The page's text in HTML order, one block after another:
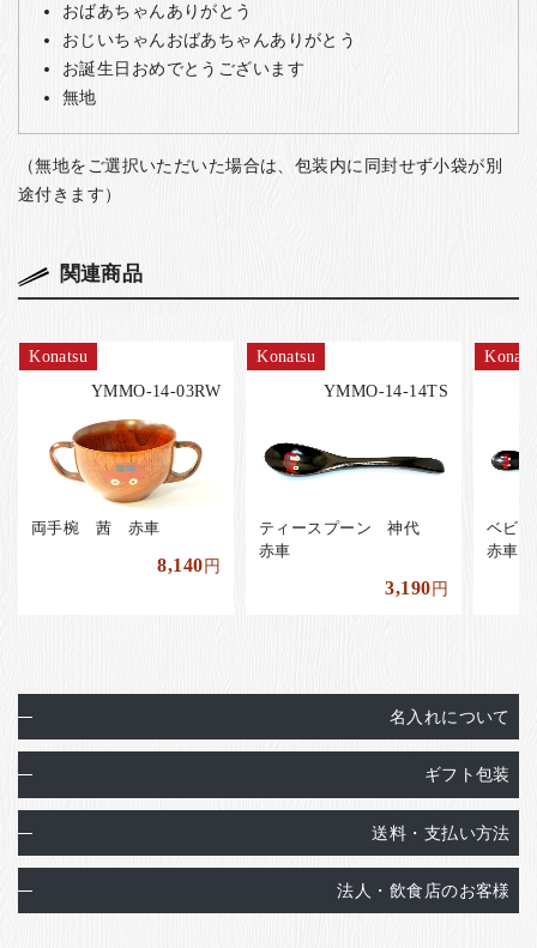
おばあちゃんありがとう
おじいちゃんおばあちゃんありがとう
お誕生日おめでとうございます
無地
（無地をご選択いただいた場合は、包装内に同封せず小袋が別
途付きます）
関連商品
Konatsu
YMMO-14-03RW
両手椀 茜 赤車
8,140円
Konatsu
YMMO-14-14TS
ティースプーン 神代
赤車
3,190円
ベビ
赤車
名入れについて
ギフト包装
送料・支払い方法
法人・飲食店のお客様